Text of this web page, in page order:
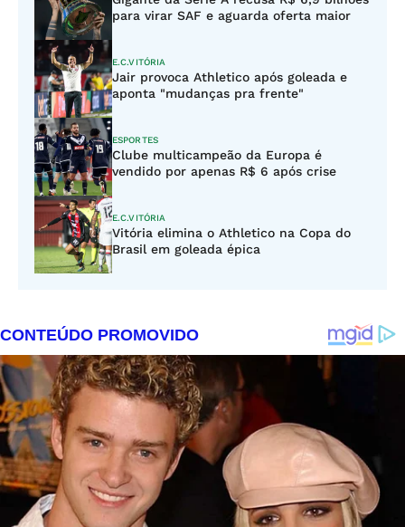
para virar SAF e aguarda oferta maior
E.C.VITÓRIA
Jair provoca Athletico após goleada e
aponta "mudanças pra frente"
ESPORTES
Clube multicampeão da Europa é
vendido por apenas R$ 6 após crise
E.C.VITÓRIA
Vitória elimina o Athletico na Copa do
Brasil em goleada épica